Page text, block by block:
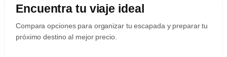
Encuentra tu viaje ideal
Compara opciones para organizar tu escapada y preparar tu
próximo destino al mejor precio.